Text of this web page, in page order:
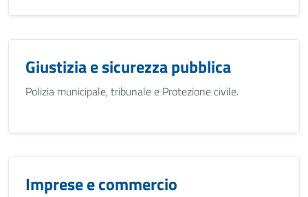
Giustizia e sicurezza pubblica
Polizia municipale, tribunale e Protezione civile.
Imprese e commercio